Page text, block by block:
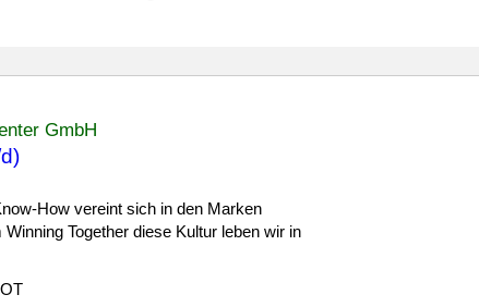
GmbH
How vereint sich in den Marken
Together diese Kultur leben wir in